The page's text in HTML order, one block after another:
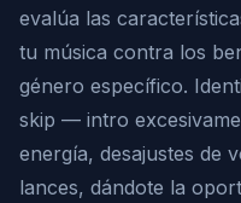
evalúa las
tu música contra los
género específico.
skip — intro
energía, desajustes de
lances, dándote la